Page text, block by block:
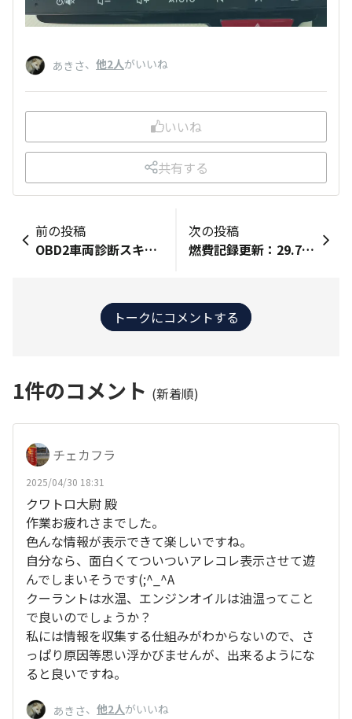
あきさ、 他2人がいいね
いいね
共有する
前の投稿
OBD2車両診断スキャナー N-BOX JF3へ、ATOTOの車両診断スキャナーを取り付けようと思っています(^_^)/ そのままOBD2カプラーに取り付けますと、電源がバッテリー直の常時電源となってしまいますので、OBD2分岐ハーネスを使いアクセサリー電源に変更します(^^)
次の投稿
燃費記録更新：29.7km/L（メーター30.2km/L） N-WGN 2020年型 L・Honda SENSING 記録更新にチャレンジ 大阪～茨城の高速道路をＡＣＣを85km/hにセットし、大型トラックを追走。２年前の記録を更新できました。 新名神高速道路で15分程の工事渋滞に遭遇、更新できるか心配しましたが0.9km/LＵＰの29.7km/Lとなりました。 今までの記録は今回と同ルート。燃料満タン法で28.8km/L（メーター29.2km/L）。ＡＣＣの設定90km/h、5km/h落とした事で更新となりました。 これ以上はＡＣＣの設定は落とせないですね。大型トラックより遅くなると迷惑走行になりますので。
トークにコメントする
1件のコメント (新着順)
チェカフラ
2025/04/30 18:31
クワトロ大尉 殿
作業お疲れさまでした。
色んな情報が表示できて楽しいですね。
自分なら、面白くてついついアレコレ表示させて遊
んでしまいそうです(;^_^A
クーラントは水温、エンジンオイルは油温ってこと
で良いのでしょうか？
私には情報を収集する仕組みがわからないので、さ
っぱり原因等思い浮かびませんが、出来るようにな
ると良いですね。
あきさ、 他2人がいいね